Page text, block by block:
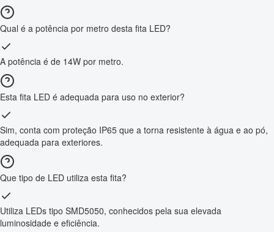
Qual é a potência por metro desta fita LED?
A potência é de 14W por metro.
Esta fita LED é adequada para uso no exterior?
Sim, conta com proteção IP65 que a torna resistente à água e ao pó,
adequada para exteriores.
Que tipo de LED utiliza esta fita?
Utiliza LEDs tipo SMD5050, conhecidos pela sua elevada
luminosidade e eficiência.